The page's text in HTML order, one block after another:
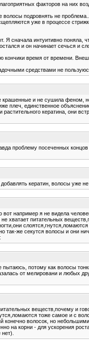
факторов на них
подровнять не
уже в процессе
интуитивно поняла,
и он начинает сечься и
время от времени.
средствами не
и не сушила феном,
плеч, единственное
кератина, они
проблему посеченных
кератин, волосы уже не
например я не видела
хватает питательных
же секутся волосы и они
потому как волосы
от мелировани и любых
веществ,почему и
тоже самое и с
волосок, но
на корни - для ускорения